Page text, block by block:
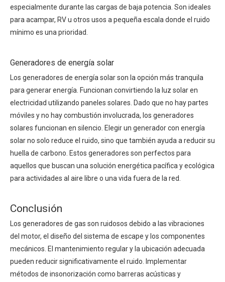
especialmente durante las cargas de baja potencia. Son ideales
para acampar, RV u otros usos a pequeña escala donde el ruido
mínimo es una prioridad.
Generadores de energía solar
Los generadores de energía solar son la opción más tranquila
para generar energía. Funcionan convirtiendo la luz solar en
electricidad utilizando paneles solares. Dado que no hay partes
móviles y no hay combustión involucrada, los generadores
solares funcionan en silencio. Elegir un generador con energía
solar no solo reduce el ruido, sino que también ayuda a reducir su
huella de carbono. Estos generadores son perfectos para
aquellos que buscan una solución energética pacífica y ecológica
para actividades al aire libre o una vida fuera de la red.
Conclusión
Los generadores de gas son ruidosos debido a las vibraciones
del motor, el diseño del sistema de escape y los componentes
mecánicos. El mantenimiento regular y la ubicación adecuada
pueden reducir significativamente el ruido. Implementar
métodos de insonorización como barreras acústicas y